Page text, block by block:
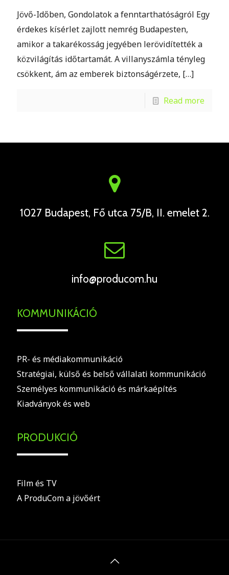
Jövő-Időben, Gondolatok a fenntarthatóságról Egy
érdekes kísérlet zajlott nemrég Budapesten,
amikor a takarékosság jegyében lerövidítették a
közvilágítás időtartamát. A villanyszámla tényleg
csökkent, ám az emberek biztonságérzete, […]
Read more
1027 Budapest, Fő utca 75/B, II. emelet 2.
info@producom.hu
KOMMUNIKÁCIÓ
PR- és médiakommunikáció
Stratégiai, külső és belső vállalati kommunikáció
Személyes kommunikáció és márkaépítés
Kiadványok és web
PRODUKCIÓ
Film és TV
A ProduCom a jövőért